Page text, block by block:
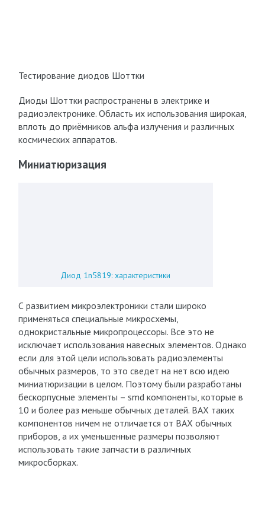
Тестирование диодов Шоттки
Диоды Шоттки распространены в электрике и
радиоэлектронике. Область их использования широкая,
вплоть до приёмников альфа излучения и различных
космических аппаратов.
Миниатюризация
Диод 1n5819: характеристики
С развитием микроэлектроники стали широко
применяться специальные микросхемы,
однокристальные микропроцессоры. Все это не
исключает использования навесных элементов. Однако
если для этой цели использовать радиоэлементы
обычных размеров, то это сведет на нет всю идею
миниатюризации в целом. Поэтому были разработаны
бескорпусные элементы – smd компоненты, которые в
10 и более раз меньше обычных деталей. ВАХ таких
компонентов ничем не отличается от ВАХ обычных
приборов, а их уменьшенные размеры позволяют
использовать такие запчасти в различных
микросборках.